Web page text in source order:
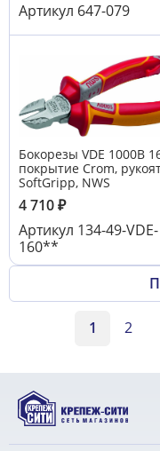
Артикул 647-079
Бокорезы VDE 1000В
покрытие Crom,
SoftGripp, NWS
4 710₽
Артикул 134-49-VDE-
160**
1 2